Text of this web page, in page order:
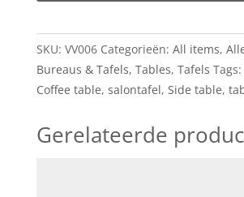
salontafel
van
teak,
jaren
hoeveelheid
SKU: VV006 Categorieën: All items,
Bureaus & Tafels, Tables, Tafels Tags:
Coffee table, salontafel, Side table,
Gerelateerde